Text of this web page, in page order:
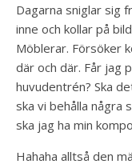
Dagarna sniglar sig
inne och kollar på
Möblerar. Försöker
där och där. Får jag
huvudentrén? Ska
ska vi behålla några
ska jag ha min
Hahaha alltså den